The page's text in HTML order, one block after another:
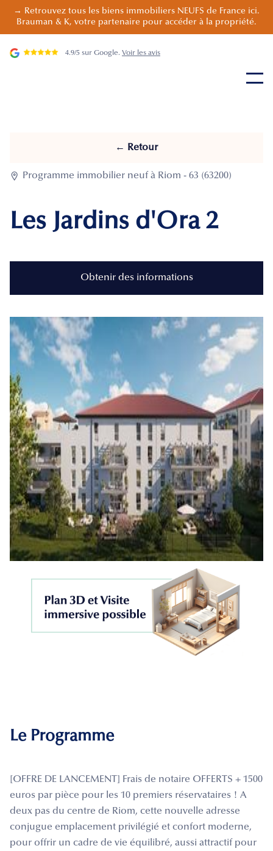
→ Retrouvez tous les biens immobiliers NEUFS de France ici.
Brauman & K, votre partenaire pour accéder à la propriété.
4.9/5 sur Google. Voir les avis
← Retour
 Programme immobilier neuf à Riom - 63 (63200)
Les Jardins d'Ora 2
Obtenir des informations
Le Programme
[OFFRE DE LANCEMENT] Frais de notaire OFFERTS + 1500
euros par pièce pour les 10 premiers réservataires ! A
deux pas du centre de Riom, cette nouvelle adresse
conjugue emplacement privilégié et confort moderne,
pour offrir un cadre de vie équilibré, aussi attractif pour